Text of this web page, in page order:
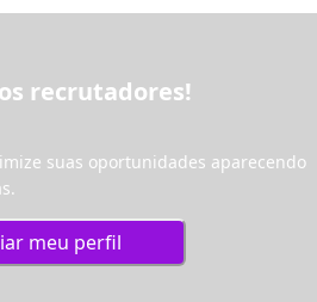
recrutadores!
suas oportunidades aparecendo
meu perfil